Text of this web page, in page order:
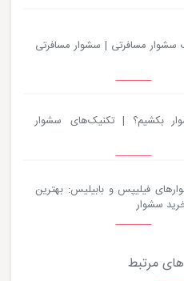
سشوار مسافرتی | سشوار مسافرتی
بکشیم؟ | تکنیک‌های سشوار
فیلیپس و بابیلیس: بهترین
سشوار
مرتبط